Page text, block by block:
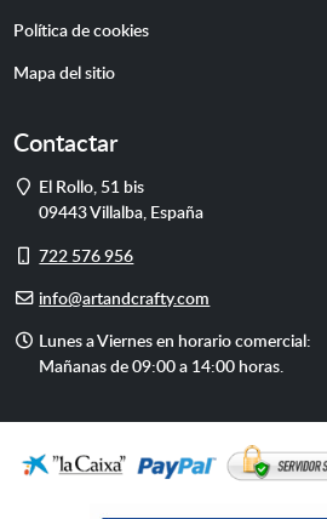
Política de cookies
Mapa del sitio
Contactar
Dirección
El Rollo, 51 bis
09443Villalba, España
Móvil
722 576 956
E-info@artandcrafty.com
Horario
de
Lunes a Viernes en horario comercial:
Mañanas de 09:00 a 14:00 horas.